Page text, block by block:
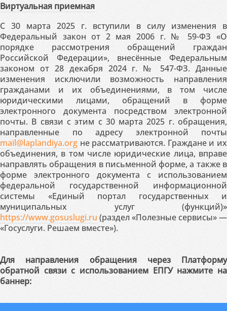
Виртуальная приемная
С 30 марта 2025 г. вступили в силу изменения в
Федеральный закон от 2 мая 2006 г. № 59-ФЗ «О
порядке рассмотрения обращений граждан
Российской Федерации», внесённые Федеральным
законом от 28 декабря 2024 г. № 547-ФЗ. Данные
изменения исключили возможность направления
гражданами и их объединениями, в том числе
юридическими лицами, обращений в форме
электронного документа посредством электронной
почты. В связи с этим с 30 марта 2025 г. обращения,
направленные по адресу электронной почты
mail@laplandiya.org не рассматриваются. Граждане и их
объединения, в том числе юридические лица, вправе
направлять обращения в письменной форме, а также в
форме электронного документа с использованием
федеральной государственной информационной
системы «Единый портал государственных и
муниципальных услуг (функций)»
https://www.gosuslugi.ru (раздел «Полезные сервисы» —
«Госуслуги. Решаем вместе»).
Для направления обращения через Платформу
обратной связи с использованием ЕПГУ нажмите на
баннер: